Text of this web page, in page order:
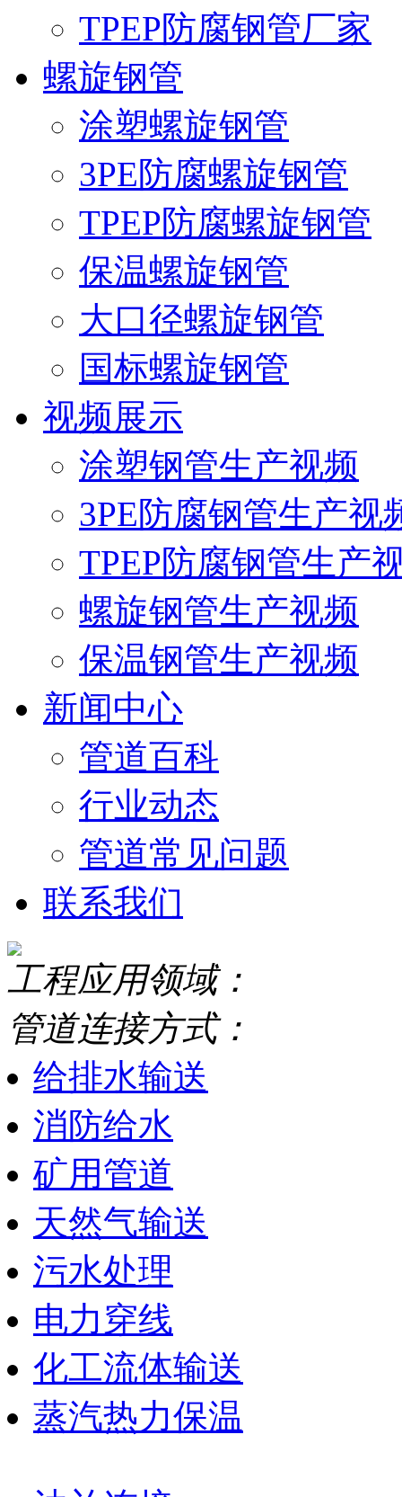
TPEP防腐钢管厂家
螺旋钢管
涂塑螺旋钢管
3PE防腐螺旋钢管
TPEP防腐螺旋钢管
保温螺旋钢管
大口径螺旋钢管
国标螺旋钢管
视频展示
涂塑钢管生产视频
3PE防腐钢管生产视
TPEP防腐钢管生产
螺旋钢管生产视频
保温钢管生产视频
新闻中心
管道百科
行业动态
管道常见问题
联系我们
工程应用领域：
管道连接方式：
给排水输送
消防给水
矿用管道
天然气输送
污水处理
电力穿线
化工流体输送
蒸汽热力保温